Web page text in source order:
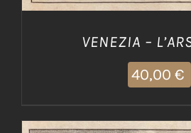
VENEZIA –
40,00 €